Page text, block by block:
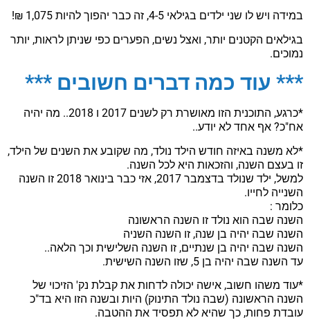
במידה ויש לו שני ילדים בגילאי 4-5, זה כבר יהפוך להיות 1,075 ₪!
בגילאים הקטנים יותר, ואצל נשים, הפערים כפי שניתן לראות, יותר
נמוכים.
*** עוד כמה דברים חשובים ***
*כרגע, התוכנית הזו מאושרת רק לשנים 2017 ו 2018.. מה יהיה
אח"כ? אף אחד לא יודע..
*לא משנה באיזה חודש הילד נולד, מה שקובע את השנים של הילד,
זו בעצם השנה, והזכאות היא לכל השנה.
למשל, ילד שנולד בדצמבר 2017, אזי כבר בינואר 2018 זו השנה
השנייה לחייו.
כלומר :
השנה שבה הוא נולד זו השנה הראשונה
השנה שבה יהיה בן שנה, זו השנה השניה
השנה שבה יהיה בן שנתיים, זו השנה השלישית וכך הלאה..
עד השנה שבה יהיה בן 5, שזו השנה השישית.
*עוד משהו חשוב, אישה יכולה לדחות את קבלת נק' הזיכוי של
השנה הראשונה (שבה נולד התינוק) היות ובשנה הזו היא בד"כ
עובדת פחות, כך שהיא לא תפסיד את ההטבה.